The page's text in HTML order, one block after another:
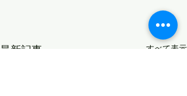
最新記事 すべて表示